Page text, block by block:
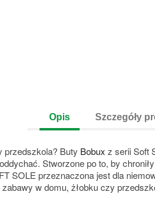
Opis Szczegóły
przedszkola? Buty Bobux z serii Soft
Stworzone po to, by
SOLE przeznaczona jest dla
w domu, żłobku czy